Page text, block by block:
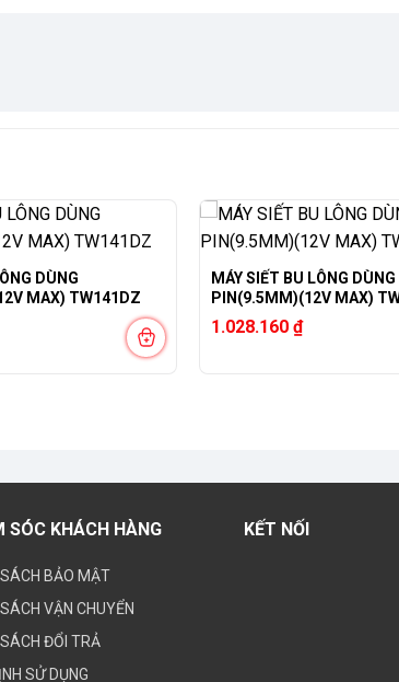
DÙNG
MAX) TW141DZ
MÁY SIẾT BU LÔNG DÙNG
PIN(9.5MM)(12V MAX)
1.028.160 ₫
SÓC KHÁCH HÀNG
BẢO MẬT
VẬN CHUYỂN
ĐỔI TRẢ
SỬ DỤNG
KẾT NỐI